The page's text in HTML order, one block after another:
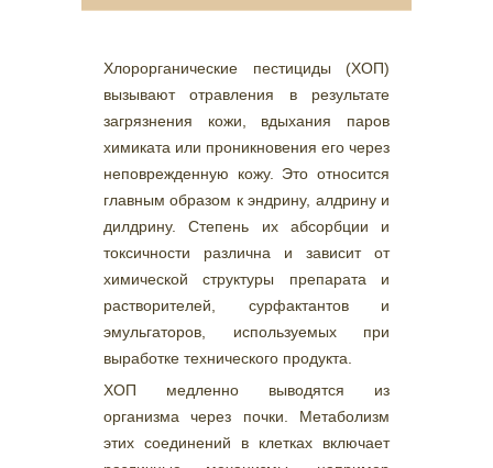
Хлорорганические пестициды (ХОП)
вызывают отравления в результате
загрязнения кожи, вдыхания паров
химиката или проникновения его через
неповрежденную кожу. Это относится
главным образом к эндрину, алдрину и
дилдрину. Степень их абсорбции и
токсичности различна и зависит от
химической структуры препарата и
растворителей, сурфактантов и
эмульгаторов, используемых при
выработке технического продукта.
ХОП медленно выводятся из
организма через почки. Метаболизм
этих соединений в клетках включает